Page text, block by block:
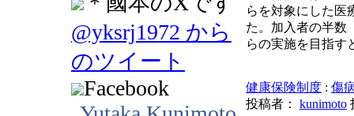
@yksrj1972 から
のツイート
Facebook
らを対象にした医
た。加入者の半数
らの実施を目指す
健康保険制度 : 傷
投稿者： kunimoto